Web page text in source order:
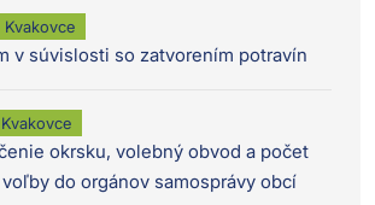
Kvakovce
v súvislosti so zatvorením potravín
Kvakovce
okrsku, volebný obvod a počet
do orgánov samosprávy obcí